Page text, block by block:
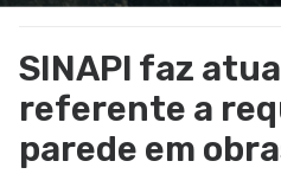
SINAPI faz
referente a
parede em